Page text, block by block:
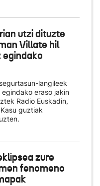
utzi dituzte
Villate hil
langileek
eraso jakin
Radio Euskadin,
guztiak
zure
fenomeno